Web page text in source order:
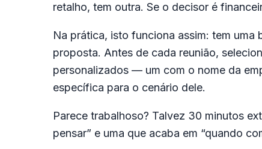
retalho, tem outra. Se o decisor é
Na prática, isto funciona assim: tem
proposta. Antes de cada reunião,
personalizados — um com o nome da
específica para o cenário dele.
Parece trabalhoso? Talvez 30 minutos
pensar” e uma que acaba em “quando